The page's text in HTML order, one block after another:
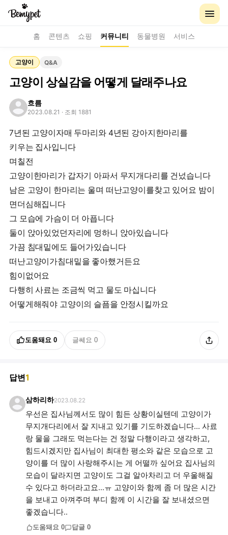
홈 콘텐츠 쇼핑 커뮤니티 동물병원 서비스
고양이 Q&A
고양이 상실감을 어떻게 달래주나요
흐름
2023.08.21 · 조회 1881
7년된 고양이자매 두마리와 4년된 강아지한마리를
키우는 집사입니다
며칠전
고양이한마리가 갑자기 아파서 무지개다리를 건넜습니다
남은 고양이 한마리는 울며 떠난고양이를찾고 있어요 밤이
면더심해집니다
그 모습에 가슴이 더 아픕니다
둘이 앉아있었던자리에 멍하니 앉아있습니다
가끔 침대밑에도 들어가있습니다
떠난고양이가침대밑을 좋아했거든요
힘이없어요
다행히 사료는 조금씩 먹고 물도 마십니다
도움돼요 0 글쎄요 0
답변1
삼하리하2023.08.22
우선은 집사님께서도 많이 힘든 상황이실텐데 고양이가
무지개다리에서 잘 지내고 있기를 기도하겠습니다... 사료
랑 물을 그래도 먹는다는 건 정말 다행이라고 생각하고,
힘드시겠지만 집사님이 최대한 평소와 같은 모습으로 고
양이를 더 많이 사랑해주시는 게 어떨까 싶어요 집사님의
모습이 달라지면 고양이도 그걸 알아차리고 더 우울해질
수 있다고 하더라고요...ㅠ 고양이와 함께 좀 더 많은 시간
을 보내고 아껴주며 부디 함께 이 시간을 잘 보내셨으면
좋겠습니다..
도움돼요 0 답글 0